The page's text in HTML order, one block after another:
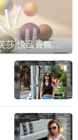
IPSA茵芙莎 悦己香氛凝露上市